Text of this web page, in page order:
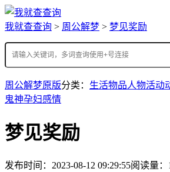
我就查查询 > 周公解梦 > 梦见奖励
周公解梦原版分类： 生活物品人物活动
鬼神孕妇感情
梦见奖励
发布时间：2023-08-12 09:29:55阅读量：